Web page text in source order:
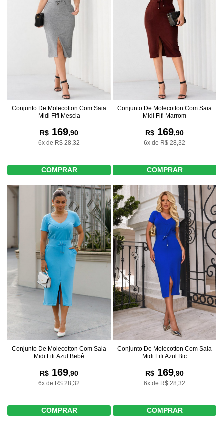
Conjunto De Molecotton Com Saia
Midi Fifi Mescla
R$ 169,90
6x de R$ 28,32
COMPRAR
Conjunto De Molecotton Com Saia
Midi Fifi Marrom
R$ 169,90
6x de R$ 28,32
COMPRAR
Conjunto De Molecotton Com Saia
Midi Fifi Azul Bebê
R$ 169,90
6x de R$ 28,32
COMPRAR
Conjunto De Molecotton Com Saia
Midi Fifi Azul Bic
R$ 169,90
6x de R$ 28,32
COMPRAR